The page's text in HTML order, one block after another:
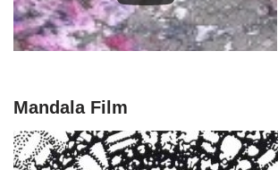
Mandala Film